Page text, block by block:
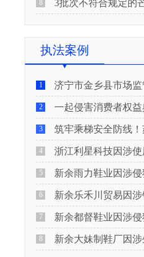
8 3批次不符合规定的芒果等食品生产销售企
执法案例
1 济宁市金乡县市场监管局查处龙翔
2 一起侵害消费者权益
3 筑牢乘梯安全防线！苏州
4 浙江利星科技因涉使用未
5 新余雨力鞋业因涉侵
6 新余乐禾川贸易因涉销售含
7 新余都督鞋业因涉侵
8 新余大妹制鞋厂因涉生产侵